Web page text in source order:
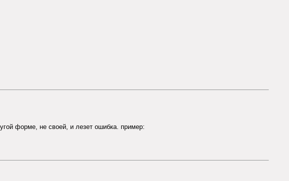
форме, не своей, и лезет ошибка. пример: